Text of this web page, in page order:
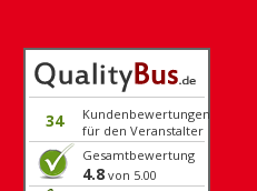
34
Kundenbewertungen
für den Veranstalter
Gesamtbewertung
4.8 von 5.00